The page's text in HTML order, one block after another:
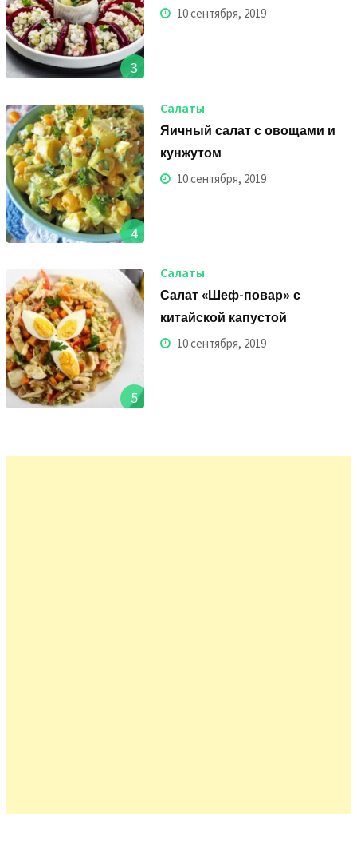
3
10 сентября, 2019
4
Салаты
Яичный салат с овощами и
кунжутом
10 сентября, 2019
5
Салаты
Салат «Шеф-повар» с
китайской капустой
10 сентября, 2019